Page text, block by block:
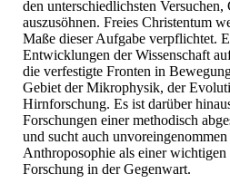
den unterschiedlichsten Versuchen,
auszusöhnen. Freies Christentum
Maße dieser Aufgabe verpflichtet.
Entwicklungen der Wissenschaft
die verfestigte Fronten in
Gebiet der Mikrophysik, der
Hirnforschung. Es ist darüber
Forschungen einer methodisch
und sucht auch
Anthroposophie als einer wichtigen
Forschung in der Gegenwart.